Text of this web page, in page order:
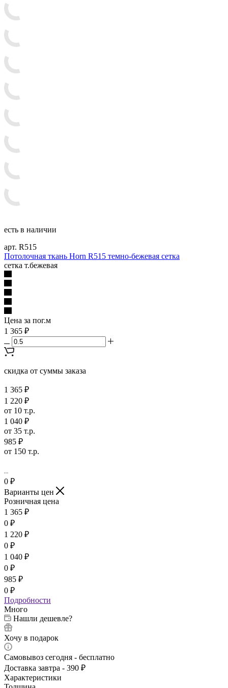
есть в наличии
арт. R515
Потолочная ткань Horn R515 темно-бежевая сетка
сетка т.бежевая
Цена за пог.м
1 365 ₽
скидка от суммы заказа
1 365 ₽
1 220 ₽
от 10 т.р.
1 040 ₽
от 35 т.р.
985 ₽
от 150 т.р.
0 ₽
Варианты цен
Розничная цена
1 365 ₽
0 ₽
1 220 ₽
0 ₽
1 040 ₽
0 ₽
985 ₽
0 ₽
Подробности
Много
Нашли дешевле?
Хочу в подарок
Самовывоз сегодня - бесплатно
Доставка завтра - 390 ₽
Характеристики